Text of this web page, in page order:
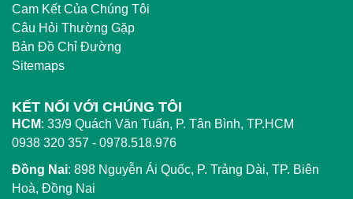
Cam Kết Của Chúng Tôi
Câu Hỏi Thường Gặp
Bản Đồ Chỉ Đường
Sitemaps
KẾT NỐI VỚI CHÚNG TÔI
HCM: 33/9 Quách Văn Tuấn, P. Tân Bình, TP.HCM
0938 320 357 - 0978.518.976
Đồng Nai: 898 Nguyễn Ái Quốc, P. Trảng Dài, TP. Biên
Hoà, Đồng Nai